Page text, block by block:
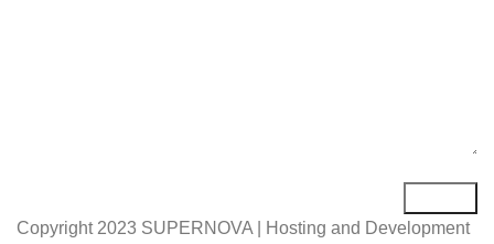
Copyright 2023 SUPERNOVA | Hosting and Development